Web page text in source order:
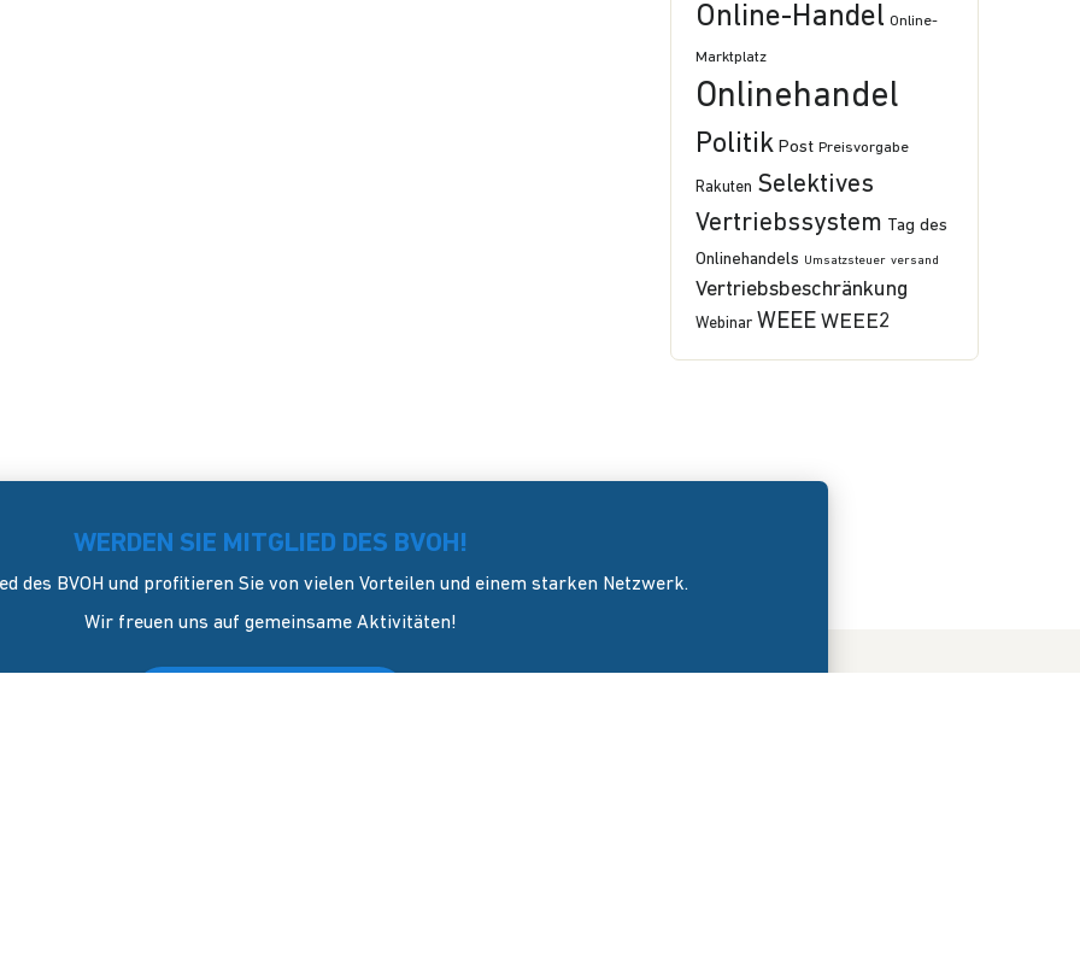
Online-Handel Online-
Marktplatz
Onlinehandel
Politik Post Preisvorgabe
Rakuten Selektives
Vertriebssystem Tag des
Onlinehandels Umsatzsteuer versand
Vertriebsbeschränkung
Webinar WEEE WEEE2
WERDEN SIE MITGLIED DES BVOH!
des BVOH und profitieren Sie von vielen Vorteilen und einem starken Netzwerk.
Wir freuen uns auf gemeinsame Aktivitäten!